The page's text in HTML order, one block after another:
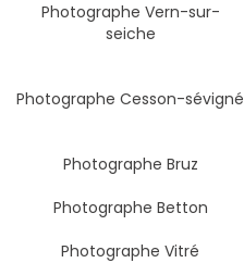
Photographe Vern-sur-
seiche
Photographe Cesson-sévigné
Photographe Bruz
Photographe Betton
Photographe Vitré